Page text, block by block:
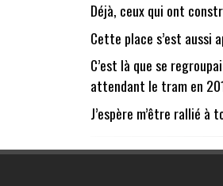
Déjà, ceux qui ont
Cette place s’est aussi
C’est là que se
attendant le tram en
J’espère m’être rallié à